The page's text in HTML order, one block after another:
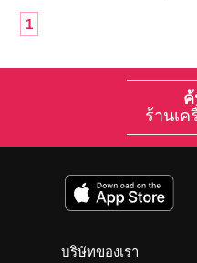
1
ร้านเค
บริษัทของเรา